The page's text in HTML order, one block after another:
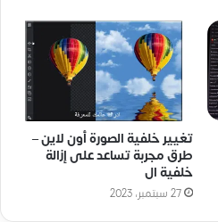
تغيير خلفية الصورة أون لاين –
طرق مجربة تساعد على إزالة
خلفية ال
27 سبتمبر، 2023